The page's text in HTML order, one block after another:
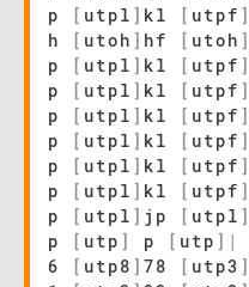
p
[ utpl ] kl [ utpf ]
h
[ utoh ] hf [ utoh ]
p
[ utpl ] kl [ utpf ]
p
[ utpl ] kl [ utpf ]
p
[ utpl ] kl [ utpf ]
p
[ utpl ] kl [ utpf ]
p
[ utpl ] kl [ utpf ]
p
[ utpl ] kl [ utpf ]
p
[ utpl ] jp [ utpl ]
p
[ utp ] p [ utp ] |
6
[ utp8 ] 78 [ utp3 ]